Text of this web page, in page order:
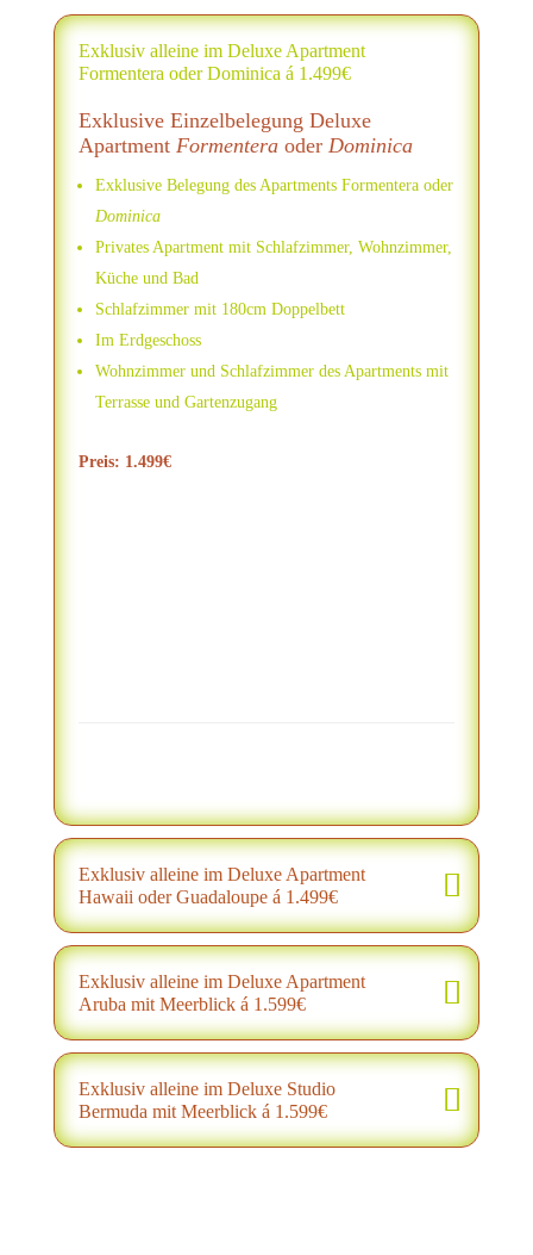
Exklusiv alleine im Deluxe Apartment
Formentera oder Dominica á 1.499€
Exklusive Einzelbelegung Deluxe
Apartment Formenteraoder Dominica
Exklusive Belegung des Apartments Formentera oder
Dominica
Privates Apartment mit Schlafzimmer, Wohnzimmer,
Küche und Bad
Schlafzimmer mit 180cm Doppelbett
Im Erdgeschoss
Wohnzimmer und Schlafzimmer des Apartments mit
Terrasse und Gartenzugang
Preis: 1.499€
Exklusiv alleine im Deluxe Apartment
Hawaii oder Guadaloupe á 1.499€
Exklusiv alleine im Deluxe Apartment
Aruba mit Meerblick á 1.599€
Exklusiv alleine im Deluxe Studio
Bermuda mit Meerblick á 1.599€